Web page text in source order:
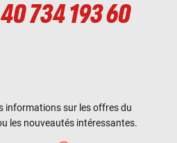
734 193 60
informations sur les offres du
les nouveautés intéressantes.